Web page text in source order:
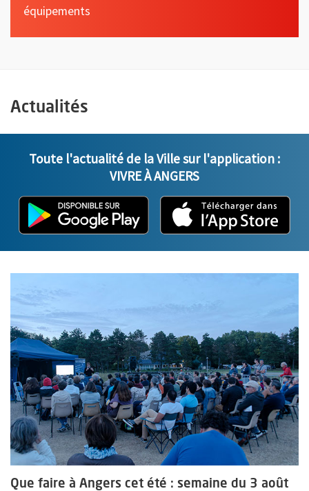
équipements
Actualités
Toute l'actualité de la Ville sur l'application :
VIVRE À ANGERS
L'application "Vivre à Angers" -
, Ouvre une nouvelle fenêtre ,
Que faire à Angers cet été : semaine du 3 août